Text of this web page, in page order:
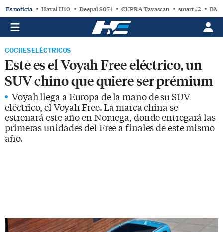
Es noticia Haval H10 Deepal S07 i CUPRA Tavascan smart #2
COCHES ELÉCTRICOS
Este es el Voyah Free eléctrico, un
SUV chino que quiere ser prémium
Voyah llega a Europa de la mano de su SUV
eléctrico, el Voyah Free. La marca china se
estrenará este año en Noruega, donde entregará las
primeras unidades del Free a finales de este mismo
año.